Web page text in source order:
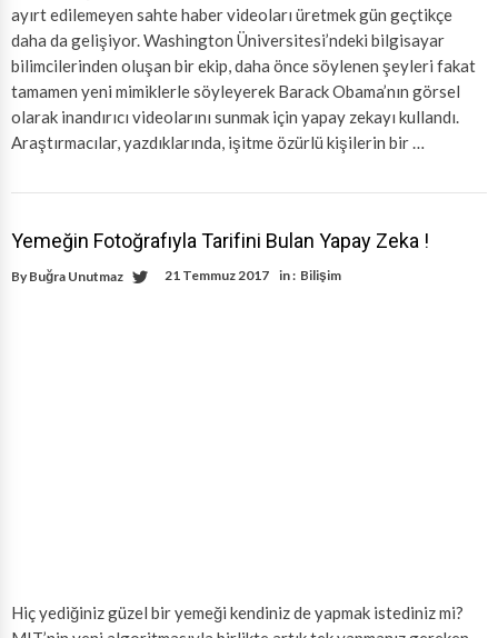
ayırt edilemeyen sahte haber videoları üretmek gün geçtikçe
daha da gelişiyor. Washington Üniversitesi’ndeki bilgisayar
bilimcilerinden oluşan bir ekip, daha önce söylenen şeyleri fakat
tamamen yeni mimiklerle söyleyerek Barack Obama’nın görsel
olarak inandırıcı videolarını sunmak için yapay zekayı kullandı.
Araştırmacılar, yazdıklarında, işitme özürlü kişilerin bir …
Yemeğin Fotoğrafıyla Tarifini Bulan Yapay Zeka !
By Buğra Unutmaz 21 Temmuz 2017 in : Bilişim
Hiç yediğiniz güzel bir yemeği kendiniz de yapmak istediniz mi?